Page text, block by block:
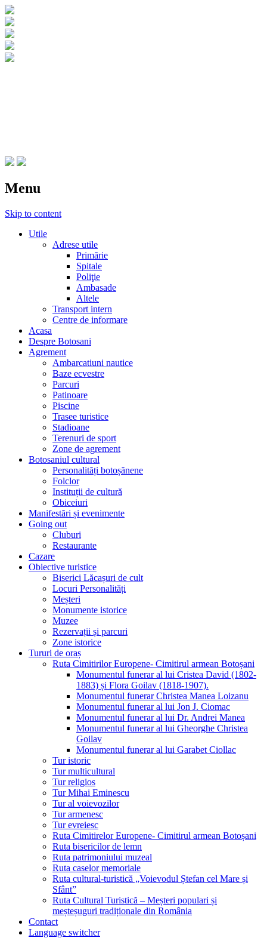
Menu
Skip to content
Utile
Adrese utile
Primărie
Spitale
Poliţie
Ambasade
Altele
Transport intern
Centre de informare
Acasa
Despre Botosani
Agrement
Ambarcatiuni nautice
Baze ecvestre
Parcuri
Patinoare
Piscine
Trasee turistice
Stadioane
Terenuri de sport
Zone de agrement
Botosaniul cultural
Personalități botoșănene
Folclor
Instituții de cultură
Obiceiuri
Manifestări și evenimente
Going out
Cluburi
Restaurante
Cazare
Obiective turistice
Biserici Lăcașuri de cult
Locuri Personalități
Meșteri
Monumente istorice
Muzee
Rezervații și parcuri
Zone istorice
Tururi de oraș
Ruta Cimitirilor Europene- Cimitirul armean Botoșani
Monumentul funerar al lui Cristea David (1802-
1883) și Flora Goilav (1818-1907).
Monumentul funerar Christea Manea Loizanu
Monumentul funerar al lui Jon J. Ciomac
Monumentul funerar al lui Dr. Andrei Manea
Monumentul funerar al lui Gheorghe Christea
Goilav
Monumentul funerar al lui Garabet Ciollac
Tur istoric
Tur multicultural
Tur religios
Tur Mihai Eminescu
Tur al voievozilor
Tur armenesc
Tur evreiesc
Ruta Cimitirelor Europene- Cimitirul armean Botoșani
Ruta bisericilor de lemn
Ruta patrimoniului muzeal
Ruta caselor memoriale
Ruta cultural-turistică „Voievodul Ștefan cel Mare și
Sfânt”
Ruta Cultural Turistică – Meșteri populari și
meșteșuguri tradiționale din România
Contact
Language switcher